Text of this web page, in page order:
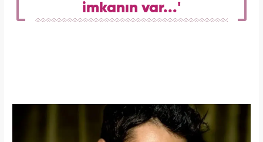
imkanın var...'